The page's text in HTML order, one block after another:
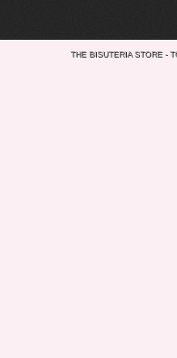
THE BISUTERIA STORE -